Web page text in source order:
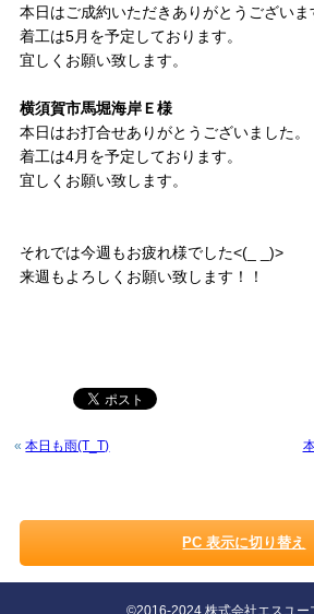
本日はご成約いただきありがとうございま
着工は5月を予定しております。
宜しくお願い致します。
横須賀市馬堀海岸Ｅ様
本日はお打合せありがとうございました。
着工は4月を予定しております。
宜しくお願い致します。
それでは今週もお疲れ様でした<(_ _)>
来週もよろしくお願い致します！！
«本日も雨(T_T)
PC 表示に切り替え
©2016-2024 株式会社エスユー